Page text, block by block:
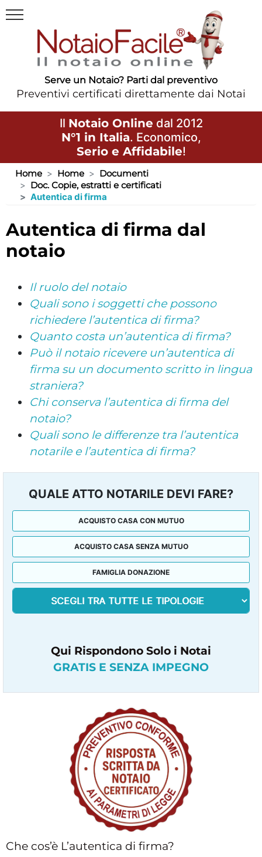
Serve un Notaio? Parti dal preventivo
Preventivi certificati direttamente dai Notai
Il Notaio Online dal 2012
N°1 in Italia. Economico,
Serio e Affidabile!
Home Home
Documenti
Doc. Copie, estratti e certificati
Autentica di firma
autentica di firma dal
notaio
Il ruolo del notaio
Quali sono i soggetti che possono
richiedere l’autentica di firma?
Quanto costa un’autentica di firma?
Può il notaio ricevere un’autentica di
firma su un documento scritto in lingua
straniera?
Chi conserva l’autentica di firma del
notaio?
Quali sono le differenze tra l’autentica
notarile e l’autentica di firma?
QUALE ATTO NOTARILE DEVI FARE?
ACQUISTO CASA CON MUTUO
ACQUISTO CASA SENZA MUTUO
FAMIGLIA DONAZIONE
Qui Rispondono Solo i Notai
GRATIS E SENZA IMPEGNO
Che cos’è L’autentica di firma?